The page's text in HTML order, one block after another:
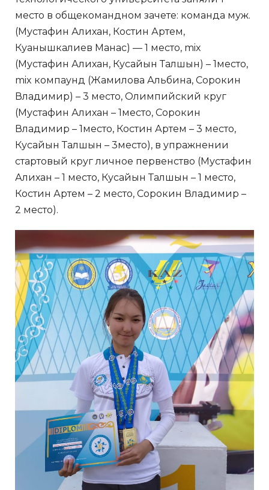
место в общекомандном зачете: команда муж.
(Мустафин Алихан, Костин Артем,
Куанышкалиев Манас) — 1 место, mix
(Мустафин Алихан, Кусайын Талшын) – 1место,
mix компаунд (Жамилова Альбина, Сорокин
Владимир) – 3 место, Олимпийский круг
(Мустафин Алихан – 1место, Сорокин
Владимир – 1место, Костин Артем – 3 место,
Кусайын Талшын – 3место), в упражнении
стартовый круг личное первенство (Мустафин
Алихан – 1 место, Кусайын Талшын – 1 место,
Костин Артем – 2 место, Сорокин Владимир –
2 место).